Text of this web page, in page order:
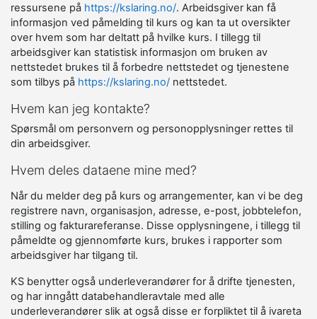
ressursene på https://kslaring.no/. Arbeidsgiver kan få
informasjon ved påmelding til kurs og kan ta ut oversikter
over hvem som har deltatt på hvilke kurs. I tillegg til
arbeidsgiver kan statistisk informasjon om bruken av
nettstedet brukes til å forbedre nettstedet og tjenestene
som tilbys på https://kslaring.no/ nettstedet.
Hvem kan jeg kontakte?
Spørsmål om personvern og personopplysninger rettes til
din arbeidsgiver.
Hvem deles dataene mine med?
Når du melder deg på kurs og arrangementer, kan vi be deg
registrere navn, organisasjon, adresse, e-post, jobbtelefon,
stilling og fakturareferanse. Disse opplysningene, i tillegg til
påmeldte og gjennomførte kurs, brukes i rapporter som
arbeidsgiver har tilgang til.
KS benytter også underleverandører for å drifte tjenesten,
og har inngått databehandleravtale med alle
underleverandører slik at også disse er forpliktet til å ivareta